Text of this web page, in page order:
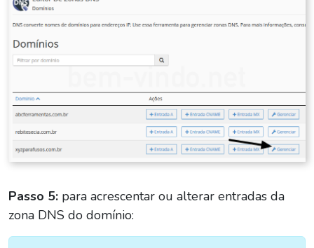
Passo 5: para acrescentar ou alterar entradas da
zona DNS do domínio: